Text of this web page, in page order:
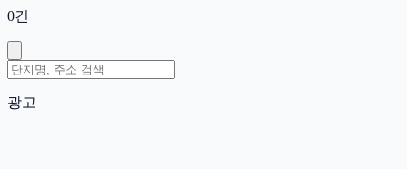
0건
광고